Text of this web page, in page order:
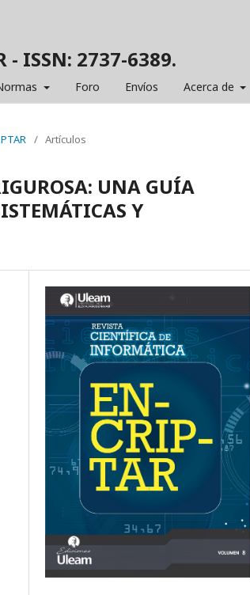
ISSN: 2737-6389.
Foro Envíos Acerca de
/ Artículos
UNA GUÍA
Y